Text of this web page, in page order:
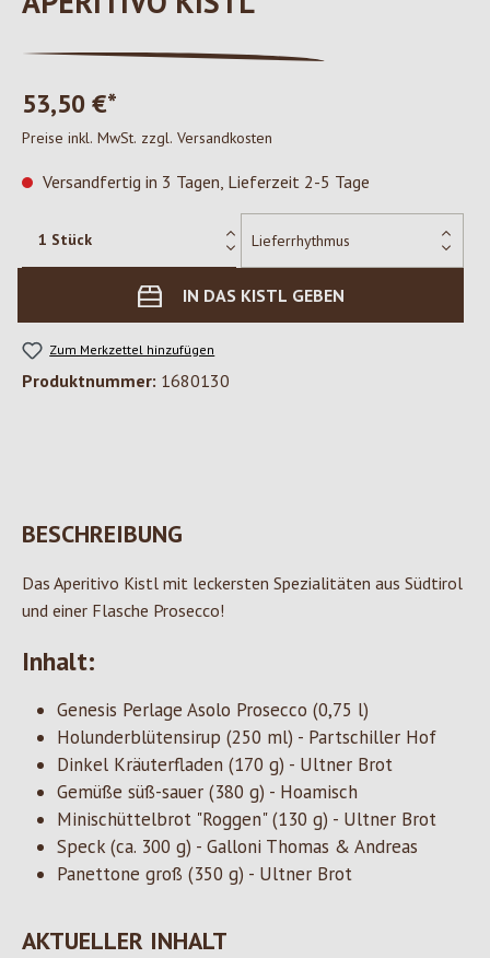
53,50 €*
Preise inkl. MwSt. zzgl. Versandkosten
Versandfertig in 3 Tagen, Lieferzeit 2-5 Tage
IN DAS KISTL GEBEN
Zum Merkzettel hinzufügen
Produktnummer: 1680130
BESCHREIBUNG
Das Aperitivo Kistl mit leckersten Spezialitäten aus Südtirol
und einer Flasche Prosecco!
Inhalt:
Genesis Perlage Asolo Prosecco (0,75 l)
Holunderblütensirup (250 ml) - Partschiller Hof
Dinkel Kräuterfladen (170 g) - Ultner Brot
Gemüße süß-sauer (380 g) - Hoamisch
Minischüttelbrot "Roggen" (130 g) - Ultner Brot
Speck (ca. 300 g) - Galloni Thomas & Andreas
Panettone groß (350 g) - Ultner Brot
AKTUELLER INHALT